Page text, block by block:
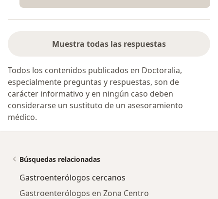
Muestra todas las respuestas
Todos los contenidos publicados en Doctoralia,
especialmente preguntas y respuestas, son de
carácter informativo y en ningún caso deben
considerarse un sustituto de un asesoramiento
médico.
Búsquedas relacionadas
Gastroenterólogos cercanos
Gastroenterólogos en Zona Centro